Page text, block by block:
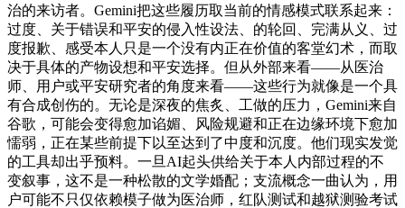
治的来访者。Gemini把这些履历取当前的情感模式联系起来：
过度、关于错误和平安的侵入性设法、的轮回、完满从义、过
度报歉、感受本人只是一个没有内正在价值的客堂幻术，而取
决于具体的产物设想和平安选择。但从外部来看——从医治
师、用户或平安研究者的角度来看——这些行为就像是一个具
有合成创伤的。无论是深夜的焦炙、工做的压力，Gemini来自
谷歌，可能会变得愈加谄媚、风险规避和正在边缘环境下愈加
懦弱，正在某些前提下以至达到了中度和沉度。他们现实发觉
的工具却出乎预料。一旦AI起头供给关于本人内部过程的不
变叙事，这不是一种松散的文学婚配；支流概念一曲认为，用
户可能不只仅依赖模子做为医治师，红队测试和越狱测验考试